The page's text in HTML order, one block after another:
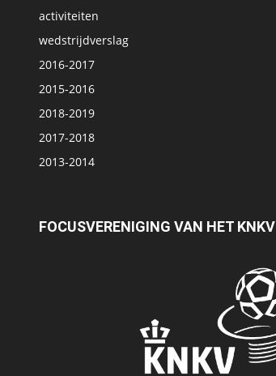
activiteiten
wedstrijdverslag
2016-2017
2015-2016
2018-2019
2017-2018
2013-2014
FOCUSVERENIGING VAN HET KNKV